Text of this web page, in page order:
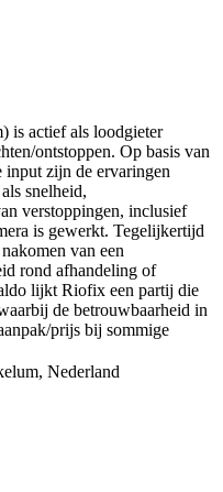
is actief als loodgieter
ontstoppen. Op basis van
input zijn de ervaringen
snelheid,
verstoppingen, inclusief
is gewerkt. Tegelijkertijd
van een
rond afhandeling of
lijkt Riofix een partij die
de betrouwbaarheid in
prijs bij sommige
Nederland